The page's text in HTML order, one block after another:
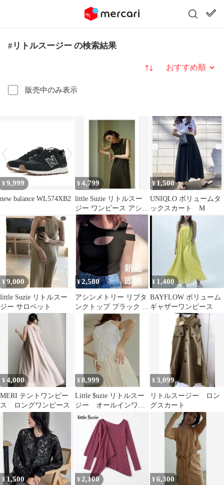
#リトルスージー の検索結果
販売中のみ表示
並び替え
¥ 9,999
new balance WL574XB2
¥4,799
little Suzie リトルスー
ジー ワンピース アシン
メトリー 美品 夏
¥ 1,500
UNIQLO ボリュームタ
ックスカート M
¥9,000
little Suzie リトルスー
ジー サロペット
¥2,580
アシンメトリー リブタ
ンクトップ ブラック 新
品 リトルスージー
¥ 1,400
BAYFLOW ボリューム
ギャザーワンピース
¥4,000
MERI テントワンピー
ス ロングワンピース
¥ 8,999
Little $uzie リトルスー
ジー オールインワン
&トップス セットア
¥3,099
リトルスージー ロン
グスカート
¥1,500 ¥ 2,100 ¥6,300